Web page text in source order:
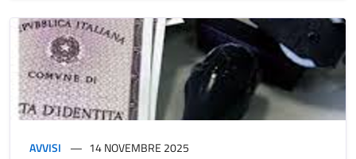
AVVISI 14 NOVEMBRE 2025